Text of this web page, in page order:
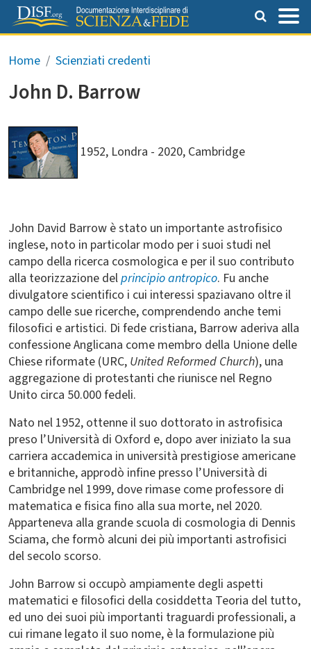
Salta al contenuto principale
Briciole di pane
Home Scienziati credenti
John D. Barrow
1952, Londra 2020, Cambridge
John David Barrow è stato un importante astrofisico
inglese, noto in particolar modo per i suoi studi nel
campo della ricerca cosmologica e per il suo contributo
alla teorizzazione delprincipio antropico. Fu anche
divulgatore scientifico i cui interessi spaziavano oltre il
campo delle sue ricerche, comprendendo anche temi
filosofici e artistici. Di fede cristiana, Barrow aderiva alla
confessione Anglicana come membro della Unione delle
Chiese riformate (URC, United Reformed Church), una
aggregazione di protestanti che riunisce nel Regno
Unito circa 50.000 fedeli.
Nato nel 1952, ottenne il suo dottorato in astrofisica
preso l’Università di Oxford e, dopo aver iniziato la sua
carriera accademica in università prestigiose americane
e britanniche, approdò infine presso l’Università di
Cambridge nel 1999, dove rimase come professore di
matematica e fisica fino alla sua morte, nel 2020.
Apparteneva alla grande scuola di cosmologia di Dennis
Sciama, che formò alcuni dei più importanti astrofisici
del secolo scorso.
John Barrow si occupò ampiamente degli aspetti
matematici e filosofici della cosiddetta Teoria del tutto,
ed uno dei suoi più importanti traguardi professionali, a
cui rimane legato il suo nome, è la formulazione più